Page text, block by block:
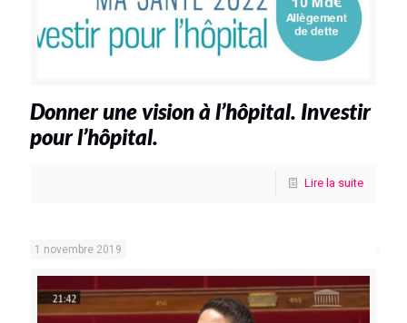
Donner une vision à l’hôpital. Investir
pour l’hôpital.
Lire la suite
1 novembre 2019